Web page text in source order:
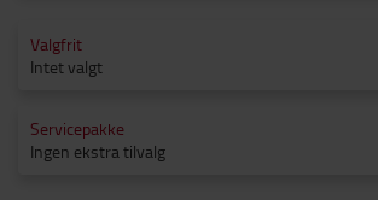
Valgfrit
Intet valgt
Servicepakke
Ingen ekstra tilvalg